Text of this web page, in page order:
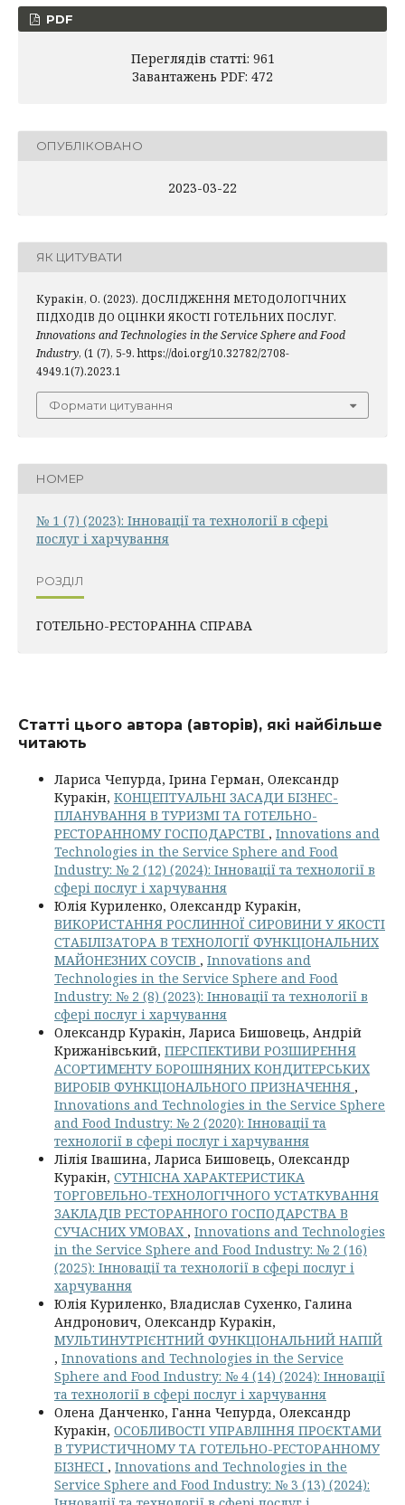
PDF
Переглядів статті: 961
Завантажень PDF: 472
ОПУБЛІКОВАНО
2023-03-22
ЯК ЦИТУВАТИ
Куракін, О. (2023). ДОСЛІДЖЕННЯ МЕТОДОЛОГІЧНИХ
ПІДХОДІВ ДО ОЦІНКИ ЯКОСТІ ГОТЕЛЬНИХ ПОСЛУГ.
Innovations and Technologies in the Service Sphere and Food
Industry, (1 (7), 5-9. https://doi.org/10.32782/2708-
4949.1(7).2023.1
Формати цитування
НОМЕР
№ 1 (7) (2023): Інновації та технології в сфері
послуг і харчування
РОЗДІЛ
ГОТЕЛЬНО-РЕСТОРАННА СПРАВА
Статті цього автора (авторів), які найбільше
читають
Лариса Чепурда, Ірина Герман, Олександр
Куракін, КОНЦЕПТУАЛЬНІ ЗАСАДИ БІЗНЕС-
ПЛАНУВАННЯ В ТУРИЗМІ ТА ГОТЕЛЬНО-
РЕСТОРАННОМУ ГОСПОДАРСТВІ , Innovations and
Technologies in the Service Sphere and Food
Industry: № 2 (12) (2024): Інновації та технології в
сфері послуг і харчування
Юлія Куриленко, Олександр Куракін,
ВИКОРИСТАННЯ РОСЛИННОЇ СИРОВИНИ У ЯКОСТІ
СТАБІЛІЗАТОРА В ТЕХНОЛОГІЇ ФУНКЦІОНАЛЬНИХ
МАЙОНЕЗНИХ СОУСІВ , Innovations and
Technologies in the Service Sphere and Food
Industry: № 2 (8) (2023): Інновації та технології в
сфері послуг і харчування
Олександр Куракін, Лариса Бишовець, Андрій
Крижанівський, ПЕРСПЕКТИВИ РОЗШИРЕННЯ
АСОРТИМЕНТУ БОРОШНЯНИХ КОНДИТЕРСЬКИХ
ВИРОБІВ ФУНКЦІОНАЛЬНОГО ПРИЗНАЧЕННЯ ,
Innovations and Technologies in the Service Sphere
and Food Industry: № 2 (2020): Інновації та
технології в сфері послуг і харчування
Лілія Івашина, Лариса Бишовець, Олександр
Куракін, СУТНІСНА ХАРАКТЕРИСТИКА
ТОРГОВЕЛЬНО-ТЕХНОЛОГІЧНОГО УСТАТКУВАННЯ
ЗАКЛАДІВ РЕСТОРАННОГО ГОСПОДАРСТВА В
СУЧАСНИХ УМОВАХ , Innovations and Technologies
in the Service Sphere and Food Industry: № 2 (16)
(2025): Інновації та технології в сфері послуг і
харчування
Юлія Куриленко, Владислав Сухенко, Галина
Андронович, Олександр Куракін,
МУЛЬТИНУТРІЄНТНИЙ ФУНКЦІОНАЛЬНИЙ НАПІЙ
, Innovations and Technologies in the Service
Sphere and Food Industry: № 4 (14) (2024): Інновації
та технології в сфері послуг і харчування
Олена Данченко, Ганна Чепурда, Олександр
Куракін, ОСОБЛИВОСТІ УПРАВЛІННЯ ПРОЄКТАМИ
В ТУРИСТИЧНОМУ ТА ГОТЕЛЬНО-РЕСТОРАННОМУ
БІЗНЕСІ , Innovations and Technologies in the
Service Sphere and Food Industry: № 3 (13) (2024):